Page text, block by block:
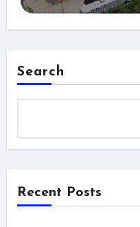
Search
Recent Posts